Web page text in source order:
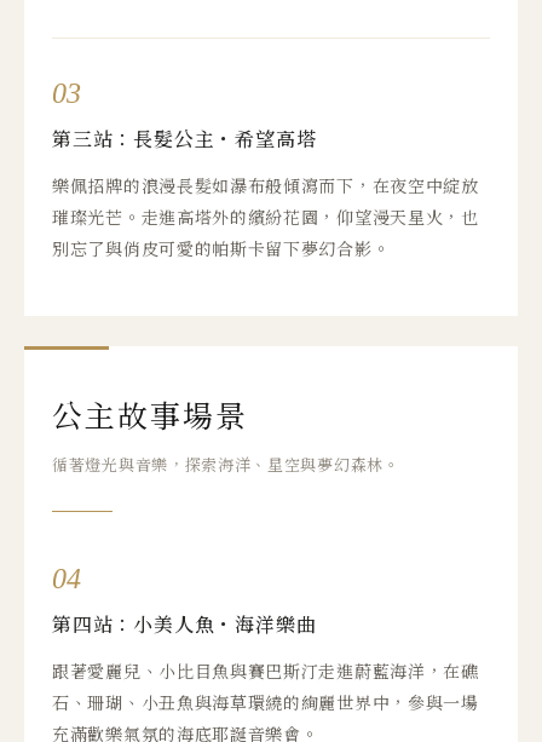
03
第三站：長髮公主・希望高塔
樂佩招牌的浪漫長髮如瀑布般傾瀉而下，在夜空中綻放
璀璨光芒。走進高塔外的繽紛花園，仰望漫天星火，也
別忘了與俏皮可愛的帕斯卡留下夢幻合影。
公主故事場景
循著燈光與音樂，探索海洋、星空與夢幻森林。
04
第四站：小美人魚・海洋樂曲
跟著愛麗兒、小比目魚與賽巴斯汀走進蔚藍海洋，在礁
石、珊瑚、小丑魚與海草環繞的絢麗世界中，參與一場
充滿歡樂氣氛的海底耶誕音樂會。